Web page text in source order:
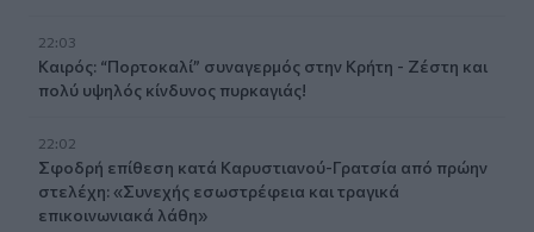
22:03
Καιρός: “Πορτοκαλί” συναγερμός στην Κρήτη - Ζέστη και
πολύ υψηλός κίνδυνος πυρκαγιάς!
22:02
Σφοδρή επίθεση κατά Καρυστιανού-Γρατσία από πρώην
στελέχη: «Συνεχής εσωστρέφεια και τραγικά
επικοινωνιακά λάθη»